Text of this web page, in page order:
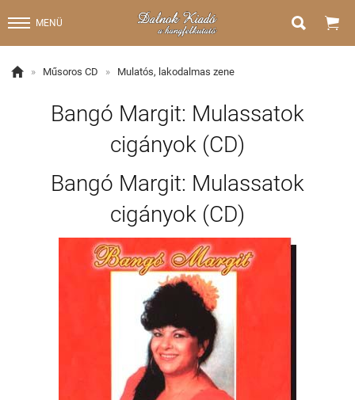
MENÜ  
 » Műsoros CD » Mulatós, lakodalmas zene
Bangó Margit: Mulassatok
cigányok (CD)
Bangó Margit: Mulassatok
cigányok (CD)